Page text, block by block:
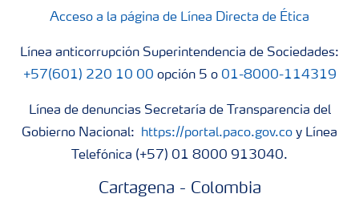
Acceso a la página de Línea Directa de Ética
Línea anticorrupción Superintendencia de Sociedades:
+57(601) 220 10 00 opción 5 o 01-8000-114319
Línea de denuncias Secretaría de Transparencia del
Gobierno Nacional:
https://portal.paco.gov.co y Línea
Telefónica (+57) 01 8000 913040.
Cartagena - Colombia